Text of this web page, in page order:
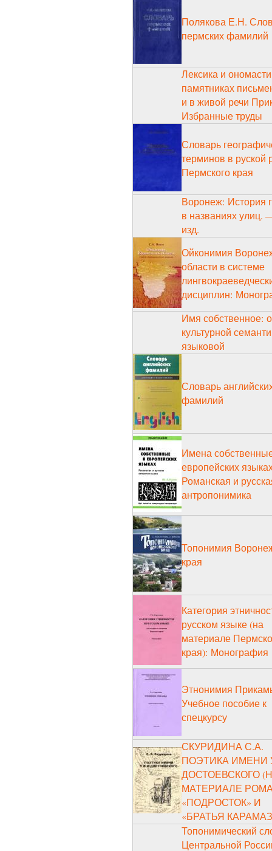
Полякова Е.Н.
пермских фамилий
Лексика и
памятниках
и в живой речи
Избранные труды
Словарь
терминов в руской
Пермского края
Воронеж: История
в названиях улиц.
изд.
Ойконимия
области в системе
дисциплин:
Имя собственное:
культурной
языковой
Словарь
фамилий
Имена
европейских
Романская и
антропонимика
Топонимия
края
Категория
русском языке (на
материале
края): Монография
Этнонимия
Учебное пособие к
спецкурсу
СКУРИДИНА С.А.
ПОЭТИКА ИМЕНИ
ДОСТОЕВСКОГО
МАТЕРИАЛЕ
«ПОДРОСТОК» И
«БРАТЬЯ
Топонимический
Центральной